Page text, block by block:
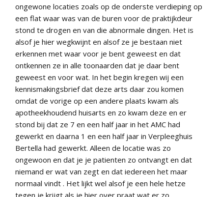
ongewone locaties zoals op de onderste verdieping op
een flat waar was van de buren voor de praktijkdeur
stond te drogen en van die abnormale dingen. Het is
alsof je hier wegkwijnt en alsof ze je bestaan niet
erkennen met waar voor je bent geweest en dat
ontkennen ze in alle toonaarden dat je daar bent
geweest en voor wat. In het begin kregen wij een
kennismakingsbrief dat deze arts daar zou komen
omdat de vorige op een andere plaats kwam als
apotheekhoudend huisarts en zo kwam deze en er
stond bij dat ze 7 en een half jaar in het AMC had
gewerkt en daarna 1 en een half jaar in Verpleeghuis
Bertella had gewerkt. Alleen de locatie was zo
ongewoon en dat je je patienten zo ontvangt en dat
niemand er wat van zegt en dat iedereen het maar
normaal vindt . Het lijkt wel alsof je een hele hetze
tegen je krijgt als je hier over praat wat er zo